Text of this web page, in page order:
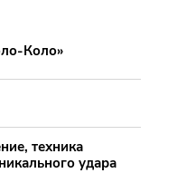
Коло»
техника
удара